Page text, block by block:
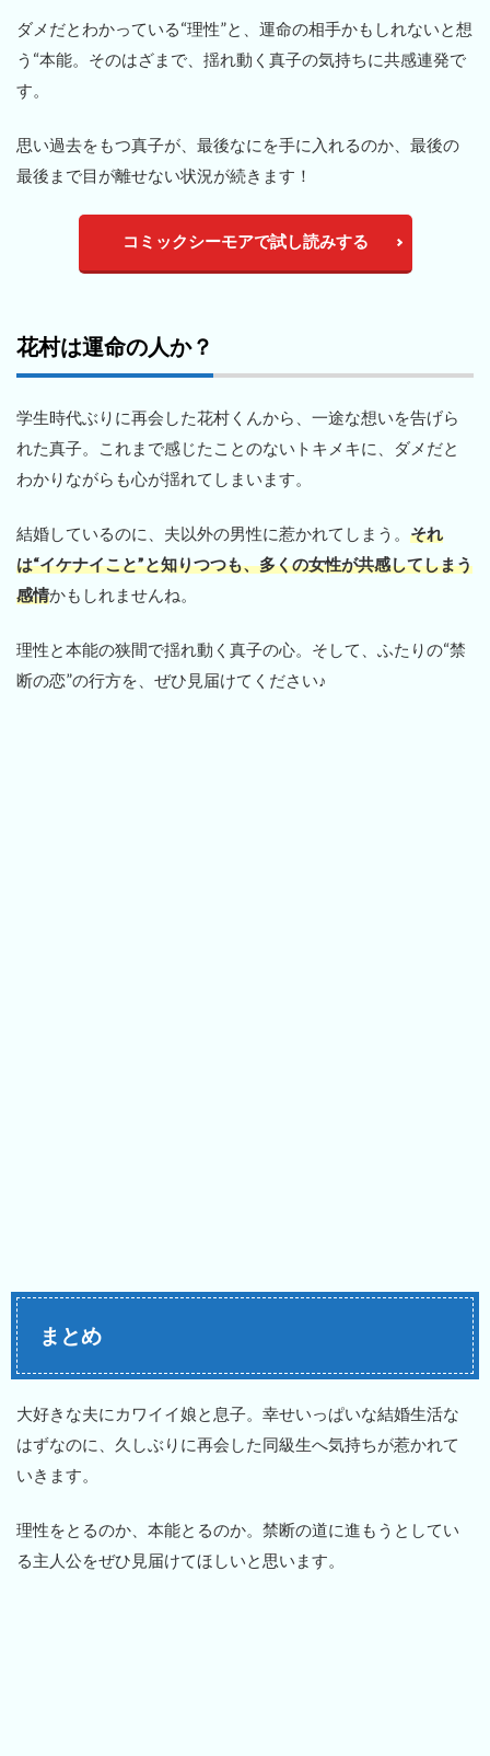
ダメだとわかっている“理性”と、運命の相手かもしれないと想
う“本能。そのはざまで、揺れ動く真子の気持ちに共感連発で
す。
思い過去をもつ真子が、最後なにを手に入れるのか、最後の
最後まで目が離せない状況が続きます！
コミックシーモアで試し読みする
花村は運命の人か？
学生時代ぶりに再会した花村くんから、一途な想いを告げら
れた真子。これまで感じたことのないトキメキに、ダメだと
わかりながらも心が揺れてしまいます。
結婚しているのに、夫以外の男性に惹かれてしまう。 それ
は“イケナイこと”と知りつつも、多くの女性が共感してしまう
感情かもしれませんね。
理性と本能の狭間で揺れ動く真子の心。そして、ふたりの“禁
断の恋”の行方を、ぜひ見届けてください♪
まとめ
大好きな夫にカワイイ娘と息子。幸せいっぱいな結婚生活な
はずなのに、久しぶりに再会した同級生へ気持ちが惹かれて
いきます。
理性をとるのか、本能とるのか。禁断の道に進もうとしてい
る主人公をぜひ見届けてほしいと思います。